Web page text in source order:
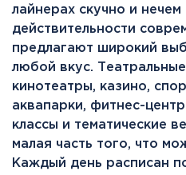
лайнерах скучно и нечем
действительности
предлагают широкий
любой вкус.
кинотеатры, казино,
аквапарки, фитнес-
классы и тематические
малая часть того, что
Каждый день расписан